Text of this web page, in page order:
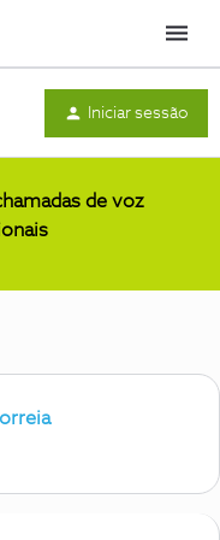
Menu
Iniciar sessão
de voz